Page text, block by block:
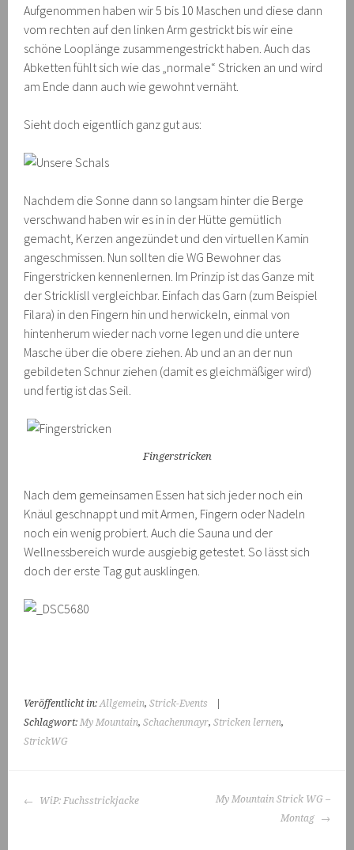
Aufgenommen haben wir 5 bis 10 Maschen und diese dann
vom rechten auf den linken Arm gestrickt bis wir eine
schöne Looplänge zusammengestrickt haben. Auch das
Abketten fühlt sich wie das „normale“ Stricken an und wird
am Ende dann auch wie gewohnt vernäht.
Sieht doch eigentlich ganz gut aus:
Nachdem die Sonne dann so langsam hinter die Berge
verschwand haben wir es in in der Hütte gemütlich
gemacht, Kerzen angezündet und den virtuellen Kamin
angeschmissen. Nun sollten die WG Bewohner das
Fingerstricken kennenlernen. Im Prinzip ist das Ganze mit
der Stricklisll vergleichbar. Einfach das Garn (zum Beispiel
Filara) in den Fingern hin und herwickeln, einmal von
hintenherum wieder nach vorne legen und die untere
Masche über die obere ziehen. Ab und an an der nun
gebildeten Schnur ziehen (damit es gleichmäßiger wird)
und fertig ist das Seil.
Fingerstricken
Nach dem gemeinsamen Essen hat sich jeder noch ein
Knäul geschnappt und mit Armen, Fingern oder Nadeln
noch ein wenig probiert. Auch die Sauna und der
Wellnessbereich wurde ausgiebig getestet. So lässt sich
doch der erste Tag gut ausklingen.
Veröffentlicht in:Allgemein,Strick-Events
Schlagwort:My Mountain,Schachenmayr,Stricken lernen,
StrickWG
BEITRAGS-
WiP: Fuchsstrickjacke
My Mountain Strick WG –
Montag